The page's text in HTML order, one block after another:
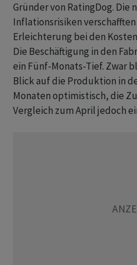
Gründer von RatingDog. ​Die
Inflationsrisiken
Erleichterung bei den
Die Beschäftigung ⁠in den
ein Fünf-Monats-Tief. Zwar
Blick auf die Produktion in
Monaten optimistisch, die
Vergleich zum April ​jedoch